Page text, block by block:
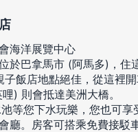
海洋展覽中心
於巴拿馬市 (阿馬多)，
飯店地點絕佳，從這裡
) 則會抵達美洲大橋。
等您下水玩樂，您也可
廳。房客可搭乘免費接駁